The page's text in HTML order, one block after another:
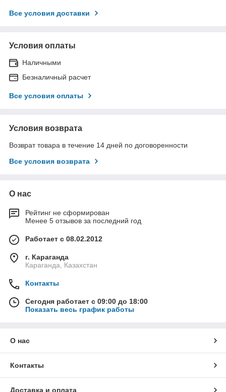
Все условия доставки
Условия оплаты
Наличными
Безналичный расчет
Все условия оплаты
Условия возврата
Возврат товара в течение 14 дней по договоренности
Все условия возврата
О нас
Рейтинг не сформирован
Менее 5 отзывов за последний год
Работает с 08.02.2012
г. Караганда
Караганда, Казахстан
Контакты
Сегодня работает с 09:00 до 18:00
Показать весь график работы
О нас
Контакты
Доставка и оплата